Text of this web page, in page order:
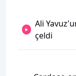
Ali
çeldi